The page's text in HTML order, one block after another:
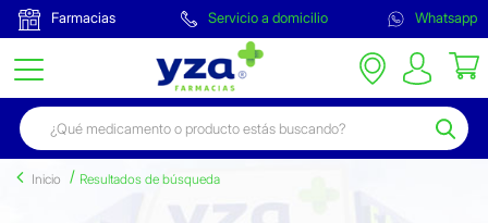
Farmacias Servicio a domicilio Whatsapp
Inicio Resultados de búsqueda